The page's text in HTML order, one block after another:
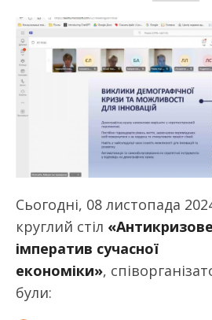
Сьогодні, 08 листопада
круглий стіл
імператив сучасної
економіки»,
були: